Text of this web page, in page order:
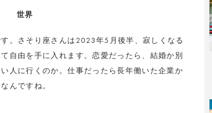
世界
。さそり座さんは2023年5月後半、寂しくなる
自由を手に入れます。恋愛だったら、結婚か別
人に行くのか。仕事だったら長年働いた企業か
んですね。